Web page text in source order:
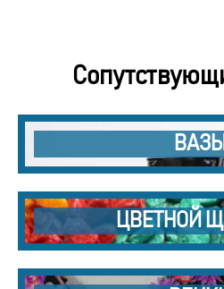
ВАЗЫ
ЦВЕТНОЙ